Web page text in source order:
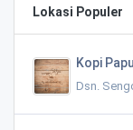
Lokasi Populer
Kopi
Dsn.